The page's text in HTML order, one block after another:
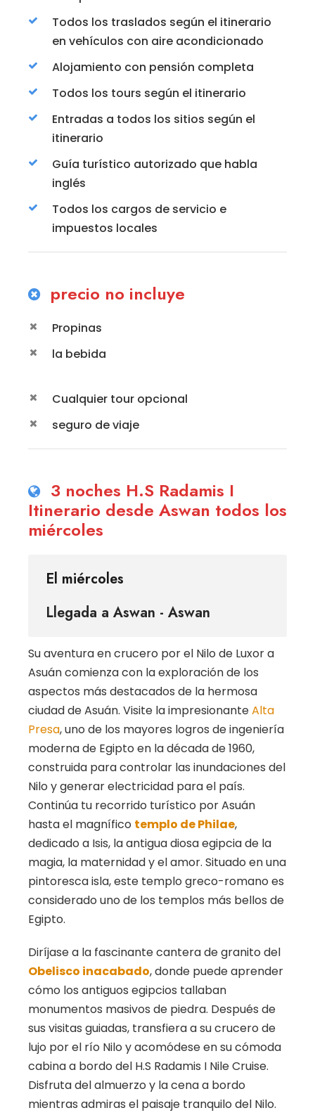
Todos los traslados según el itinerario
en vehículos con aire acondicionado
Alojamiento con pensión completa
Todos los tours según el itinerario
Entradas a todos los sitios según el
itinerario
Guía turístico autorizado que habla
inglés
Todos los cargos de servicio e
impuestos locales
precio no incluye
Propinas
la bebida
Cualquier tour opcional
seguro de viaje
3 noches H.S Radamis I
Itinerario desde Aswan todos los
miércoles
El miércoles
Llegada a Aswan - Aswan
Su aventura en crucero por el Nilo de Luxor a
Asuán comienza con la exploración de los
aspectos más destacados de la hermosa
ciudad de Asuán. Visite la impresionanteAlta
Presa, uno de los mayores logros de ingeniería
moderna de Egipto en la década de 1960,
construida para controlar las inundaciones del
Nilo y generar electricidad para el país.
Continúa tu recorrido turístico por Asuán
hasta el magnífico templo de Philae,
dedicado a Isis, la antigua diosa egipcia de la
magia, la maternidad y el amor. Situado en una
pintoresca isla, este templo greco-romano es
considerado uno de los templos más bellos de
Egipto.
Diríjase a la fascinante cantera de granito del
Obelisco inacabado, donde puede aprender
cómo los antiguos egipcios tallaban
monumentos masivos de piedra. Después de
sus visitas guiadas, transfiera a su crucero de
lujo por el río Nilo y acomódese en su cómoda
cabina a bordo del H.S Radamis I Nile Cruise.
Disfruta del almuerzo y la cena a bordo
mientras admiras el paisaje tranquilo del Nilo.